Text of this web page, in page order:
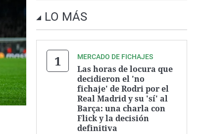
LO MÁS
MERCADO DE FICHAJES
Las horas de locura que
decidieron el 'no
fichaje' de Rodri por el
Real Madrid y su 'sí' al
Barça: una charla con
Flick y la decisión
definitiva